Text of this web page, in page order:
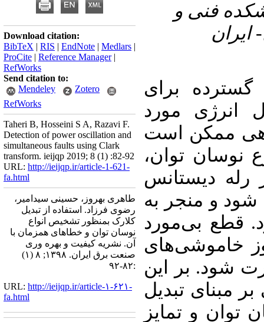
فنی و
ایران
گسترده برای
انرژی مورد
ممکن است
نوسان توان،
رله دیستانس
و منجر به
قطع بیمورد
خاموشی‌های
شود. بر این
مبنای تبدیل
و تمایز
Download citation:
BibTeX | RIS | EndNote | Medlars |
ProCite | Reference Manager|
RefWorks
Send citation to:
Mendeley
Zotero
RefWorks
Taheri B, Hosseini S A, Razavi F.
Detection of power oscillation and
simultaneous faults using Clark
transform. ieijqp 2019; 8 (1) :82-92
URL: http://ieijqp.ir/article-1-621-
fa.html
طاهری بهروز، حسینی سیدامیر،
رضوی فرزاد. استفاده از تبدیل
کلارک بمنظور تشخیص انواع
نوسان توان و خطاهای همزمان با
آن. نشریه کیفیت و بهره وری
صنعت برق ایران. ۱۳۹۸; ۸ (۱)
:۸۲-۹۲
URL: http://ieijqp.ir/article-۱-۶۲۱-
fa.html